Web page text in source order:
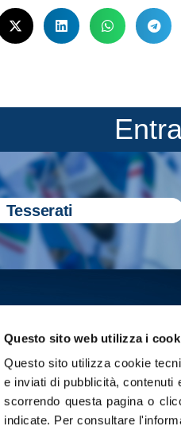
Questo sito web utilizza i
Questo sito utilizza cookie
e inviati di pubblicità,
scorrendo questa pagina o
indicate. Per consultare
Tesserati